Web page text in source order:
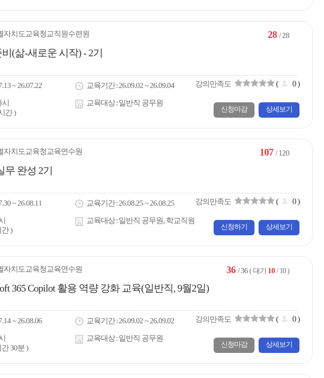
자치도교육청교직원수련원
(삶-새로운 시작) - 2기
~ 26.07.22 교육기간 26.09.02 ~ 26.09.04
간 )
교육대상 일반직 공무원
강의만족도 ( 0)
28 / 28
신청마감 상세보기
자치도교육청교육연수원
완성 2기
~ 26.08.11 교육기간 26.08.25 ~ 26.08.25
)
교육대상 일반직 공무원, 학교직원
강의만족도 ( 0)
107 / 120
신청하기 상세보기
자치도교육청교육연수원
365 Copilot 활용 역량 강화 교육(일반직, 9월2일)
~ 26.08.06 교육기간 26.09.02 ~ 26.09.02
30분 )
교육대상 일반직 공무원
강의만족도 ( 0)
36 / 36 ( 대기 10 / 10 )
신청마감 상세보기